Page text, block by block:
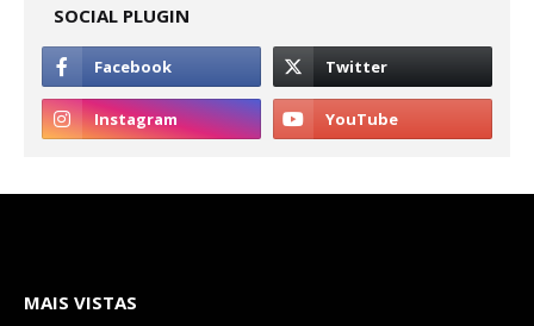
SOCIAL PLUGIN
MAIS VISTAS